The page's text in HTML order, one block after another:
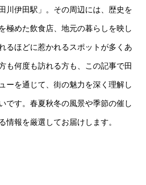
川伊田駅」。その周辺には、歴史を
極めた飲食店、地元の暮らしを映し
るほどに惹かれるスポットが多くあ
も何度も訪れる方も、この記事で田
ーを通じて、街の魅力を深く理解し
です。春夏秋冬の風景や季節の催し
情報を厳選してお届けします。